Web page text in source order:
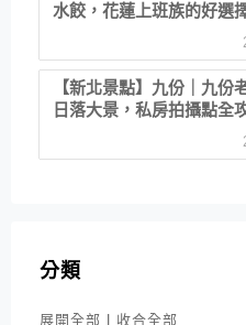
水餃，花蓮上班族的好選
【新北景點】九份｜九份
日落大景，私房拍攝點全
分類
展開全部 收合全部